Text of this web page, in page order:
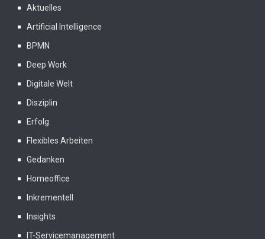
Aktuelles
Artificial Intelligence
BPMN
Deep Work
Digitale Welt
Disziplin
Erfolg
Flexibles Arbeiten
Gedanken
Homeoffice
Inkrementell
Insights
IT-Servicemanagement